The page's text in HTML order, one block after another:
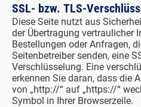
SSL- bzw. TLS-
Diese Seite nutzt aus
der Übertragung vertraulicher
Bestellungen oder Anfragen,
Seitenbetreiber senden, eine
Verschlüsselung. Eine
erkennen Sie daran, dass die
von „http://“ auf „https://“
Symbol in Ihrer Browserzeile.